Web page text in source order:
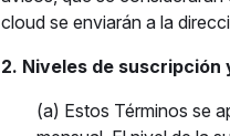
cloud se enviarán a la
2. Niveles de suscripción
(a) Estos Términos se